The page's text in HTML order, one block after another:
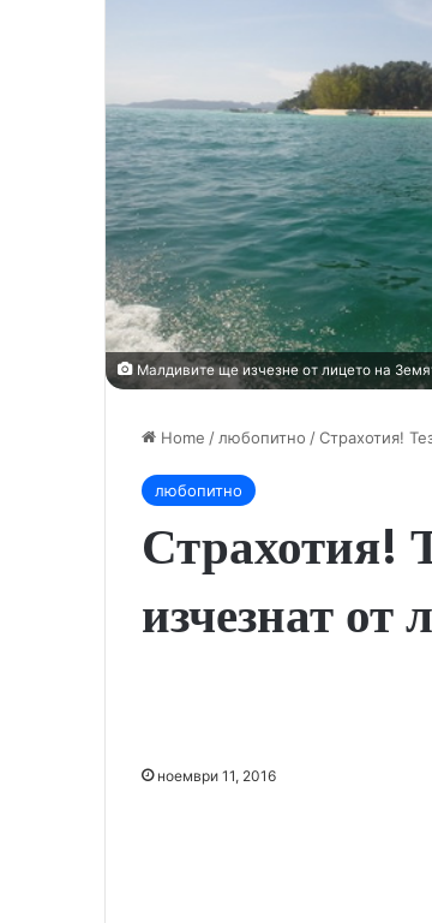
Малдивите ще изчезне от лицето на
Home / любопитно /Страхотия!
любопитно
Страхотия!
изчезнат от
ноември 11, 2016